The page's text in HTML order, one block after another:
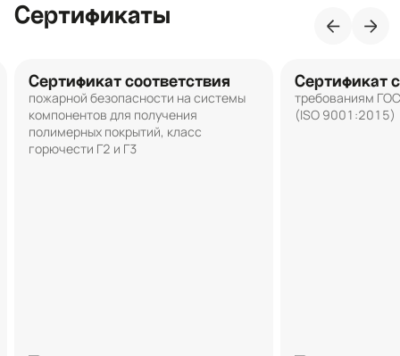
Сертификаты
Сертификат соответствия
пожарной безопасности на системы
компонентов для получения
полимерных покрытий, класс
горючести Г2 и Г3
Сертификат
требованиям
(ISO 9001:2015)